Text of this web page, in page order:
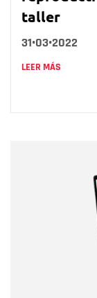
taller
31•03•2022
LEER MÁS
Correo
Tipo de